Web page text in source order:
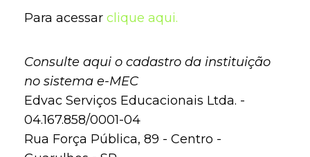
Para acessar clique aqui.
Consulte aqui o cadastro da instituição
no sistema e-MEC
Edvac Serviços Educacionais Ltda. -
04.167.858/0001-04
Rua Força Pública, 89 - Centro -